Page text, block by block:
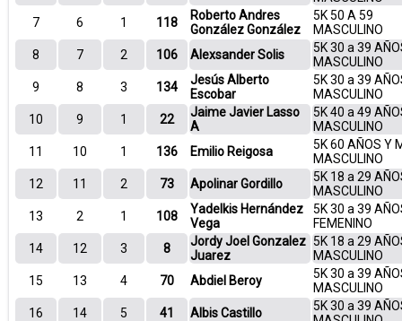
7
6 1 118
Roberto Andres
González González
5K 50 A 59
MASCULINO
8
7 2 106 Alexsander Solis
5K 30 a 39
MASCULINO
9
8 3 134
Jesús Alberto
Escobar
5K 30 a 39
MASCULINO
10
9 1 22
Jaime Javier Lasso
A
5K 40 a 49
MASCULINO
11
10 1 136 Emilio Reigosa
5K 60 AÑOS Y
MASCULINO
12
11 2 73 Apolinar Gordillo
5K 18 a 29
MASCULINO
13
2 1 108
Yadelkis Hernández
Vega
5K 30 a 39
FEMENINO
14
12 3 8
Jordy Joel Gonzalez
Juarez
5K 18 a 29
MASCULINO
15
13 4 70 Abdiel Beroy
5K 30 a 39
MASCULINO
16
14 5 41 Albis Castillo
5K 30 a 39